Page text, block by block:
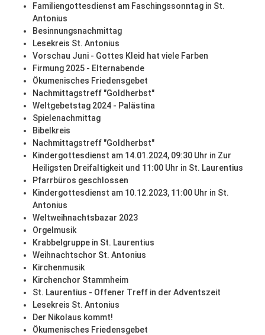
Familiengottesdienst am Faschingssonntag in St.
Antonius
Besinnungsnachmittag
Lesekreis St. Antonius
Vorschau Juni - Gottes Kleid hat viele Farben
Firmung 2025 - Elternabende
Ökumenisches Friedensgebet
Nachmittagstreff "Goldherbst"
Weltgebetstag 2024 - Palästina
Spielenachmittag
Bibelkreis
Nachmittagstreff "Goldherbst"
Kindergottesdienst am 14.01.2024, 09:30 Uhr in Zur
Heiligsten Dreifaltigkeit und 11:00 Uhr in St. Laurentius
Pfarrbüros geschlossen
Kindergottesdienst am 10.12.2023, 11:00 Uhr in St.
Antonius
Weltweihnachtsbazar 2023
Orgelmusik
Krabbelgruppe in St. Laurentius
Weihnachtschor St. Antonius
Kirchenmusik
Kirchenchor Stammheim
St. Laurentius - Offener Treff in der Adventszeit
Lesekreis St. Antonius
Der Nikolaus kommt!
Ökumenisches Friedensgebet